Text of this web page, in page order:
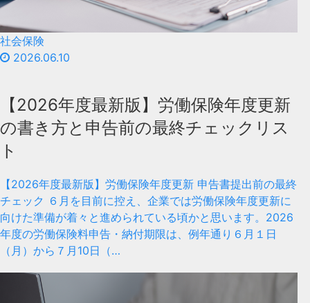
社会保険
2026.06.10
【2026年度最新版】労働保険年度更新
の書き方と申告前の最終チェックリス
ト
【2026年度最新版】労働保険年度更新 申告書提出前の最終
チェック ６月を目前に控え、企業では労働保険年度更新に
向けた準備が着々と進められている頃かと思います。2026
年度の労働保険料申告・納付期限は、例年通り６月１日
（月）から７月10日（…